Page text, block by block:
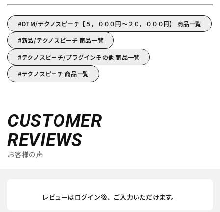
DTM/テクノスピーチ【５，０００円～２０，０００円】 商品一覧
新品/テクノスピーチ 商品一覧
テクノスピーチ/プラグインその他 商品一覧
テクノスピーチ 商品一覧
CUSTOMER
REVIEWS
お客様の声
レビューはログイン後、ご入力いただけます。